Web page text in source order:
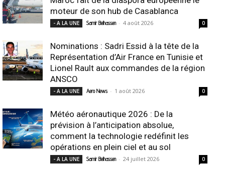
moteur de son hub de Casablanca
- A LA UNE Samir Belhassen - 4 août 2026 0
Nominations : Sadri Essid à la tête de la
Représentation d’Air France en Tunisie et
Lionel Rault aux commandes de la région
ANSCO
- A LA UNE Aero News - 1 août 2026 0
Météo aéronautique 2026 : De la
prévision à l’anticipation absolue,
comment la technologie redéfinit les
opérations en plein ciel et au sol
- A LA UNE Samir Belhassen - 24 juillet 2026 0